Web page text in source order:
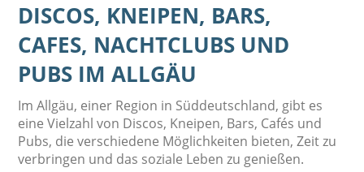
DISCOS, KNEIPEN, BARS,
CAFES, NACHTCLUBS UND
PUBS IM ALLGÄU
Im Allgäu, einer Region in Süddeutschland, gibt es
eine Vielzahl von Discos, Kneipen, Bars, Cafés und
Pubs, die verschiedene Möglichkeiten bieten, Zeit zu
verbringen und das soziale Leben zu genießen.